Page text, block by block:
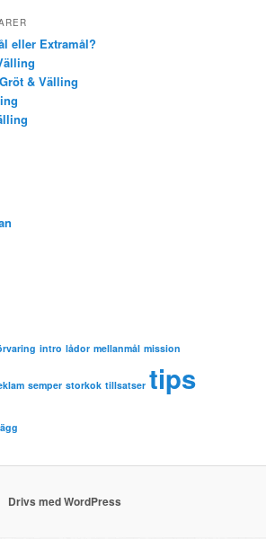
eller Extramål?
Gröt & Välling
intro lådor mellanmål mission
semper storkok tillsatser tips
ägg
Drivs med WordPress